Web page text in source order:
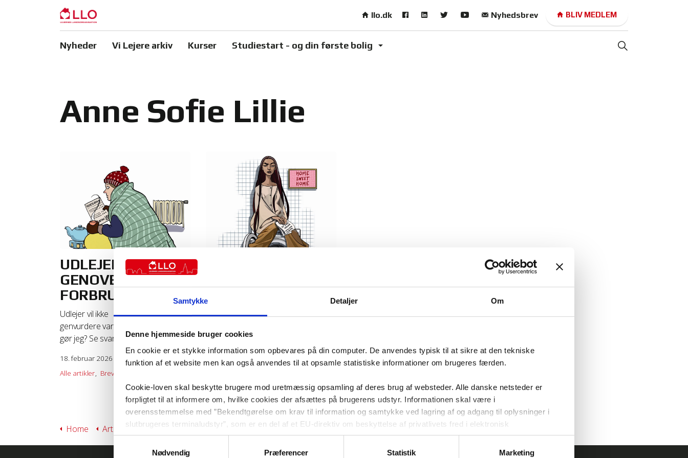
Samtykke Detaljer Om
Denne hjemmeside bruger cookies
En cookie er et stykke information som opbevares på din computer. De anvendes typisk til at sikre at den tekniske
funktion af et website men kan også anvendes til at opsamle statistiske informationer om brugeres færden.
Cookie-loven skal beskytte brugere mod uretmæssig opsamling af deres brug af websteder. Alle danske netsteder er
forpligtet til at informere om, hvilke cookies der afsættes på brugerens udstyr. Informationen skal være i
overensstemmelse med ”Bekendtgørelse om krav til information og samtykke ved lagring af og adgang til oplysninger i
slutbrugeres terminaludstyr”, som er en del af et EU-direktiv om beskyttelse af privatlivets fred i elektronisk
kommunikation.
Nødvendig
Præferencer Statistik Marketing
Skip to main content
Nyheder Vi Lejere arkiv Kurser Studiestart - og din første bolig
llo.dk Nyhedsbrev BLIV MEDLEM
Anne Sofie Lillie
UDLEJER VIL IKKE
GENOVERVEJE MIT
FORBRUG
Udlejer vil ikke
genvurdere varmeregnskab. Hvad
gør jeg? Se svaret her.
18. februar 2026
Alle artikler
Brevkasse
Hvis du bor til leje i en privat
Alle artikler
Gode råd og regler
Anne Sofie Lillie
Home Artikler Anne Sofie Lillie